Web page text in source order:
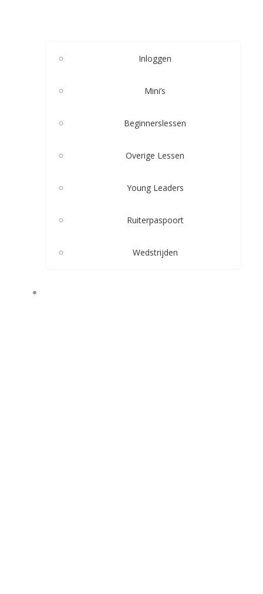
Inloggen
Mini’s
Beginnerslessen
Overige Lessen
Young Leaders
Ruiterpaspoort
Wedstrijden